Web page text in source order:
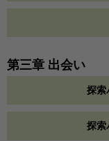
第三章 出会い
探索
探索